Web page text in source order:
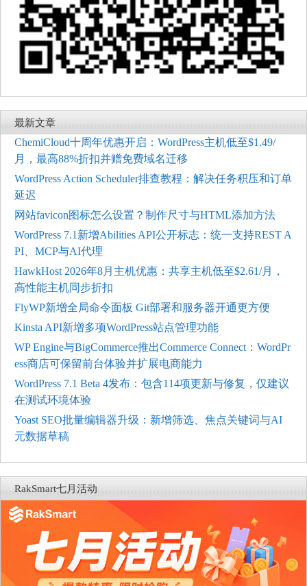
最新文章
ChemiCloud十周年优惠开启：WordPress主机低至$1.49/
月，最高88%折扣并赠免费域名迁移
WordPress Action Scheduler排查教程：解决任务积压和订单
延迟
网站favicon图标怎么设置？制作尺寸与HTML添加方法
WordPress 7.1新增Abilities API公开标志：统一支持REST A
PI、MCP与AI代理
HawkHost 2026年8月主机优惠：共享主机低至$2.61/月，
高性能主机同步折扣
FlyWP新增全局命令面板 Git部署和服务器开通更方便
Kinsta API新增多项WordPress站点管理功能
WP Engine与BigCommerce推出Commerce Connect：WordPr
ess商店可保留前台体验并扩展电商能力
WordPress 7.1 Beta 4发布：包含114项更新与修复，仅建议
在测试环境体验
Yoast SEO批量编辑器升级：新增筛选、焦点关键词与AI
元数据草稿
RakSmart七月活动